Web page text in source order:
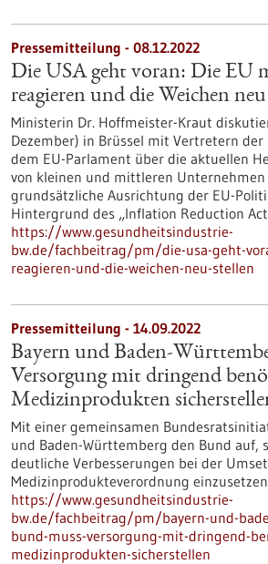
Pressemitteilung - 08.12.2022
Die USA geht voran: Die EU
reagieren und die Weichen
Ministerin Dr. Hoffmeister-Kraut
Dezember) in Brüssel mit Vertretern der
dem EU-Parlament über die aktuellen
von kleinen und mittleren Unternehmen
grundsätzliche Ausrichtung der EU-
Hintergrund des „Inflation Reduction
https://www.gesundheitsindustrie-
bw.de/fachbeitrag/pm/die-usa-geht-
reagieren-und-die-weichen-neu-stellen
Pressemitteilung - 14.09.2022
Bayern und Baden-
Versorgung mit dringend
Medizinprodukten
Mit einer gemeinsamen
und Baden-Württemberg den Bund auf,
deutliche Verbesserungen bei der
Medizinprodukteverordnung
https://www.gesundheitsindustrie-
bw.de/fachbeitrag/pm/bayern-und-
bund-muss-versorgung-mit-dringend-
medizinprodukten-sicherstellen